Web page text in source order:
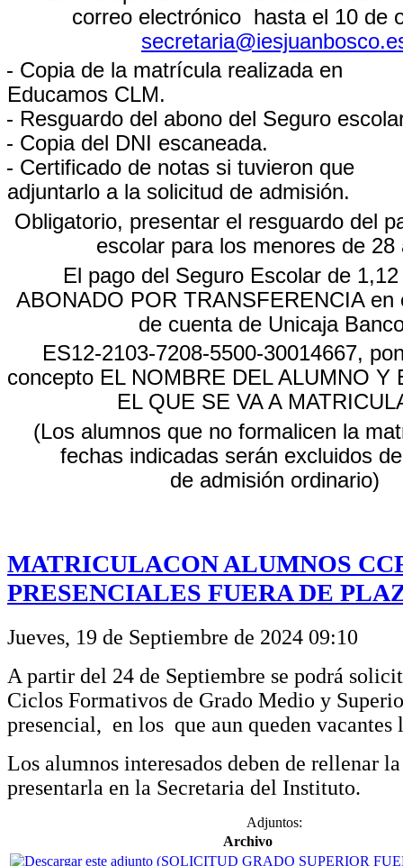
correo electrónico hasta el 10 de
- Copia de la matrícula realizada en
Educamos CLM.
- Resguardo del abono del Seguro
- Copia del DNI escaneada.
- Certificado de notas si tuvieron que
adjuntarlo a la solicitud de admisión.
Obligatorio, presentar el resguardo del
escolar para los menores de 28
El pago del Seguro Escolar de
ABONADO POR TRANSFERENCIA en
de cuenta de Unicaja
ES12-2103-7208-5500-30014667,
concepto EL NOMBRE DEL ALUMNO Y
EL QUE SE VA A
(Los alumnos que no formalicen la
fechas indicadas serán excluidos
de admisión ordinario)
MATRICULACON ALUMNOS
PRESENCIALES FUERA DE
Jueves, 19 de Septiembre de 2024 09:10
A partir del 24 de Septiembre se podrá
Ciclos Formativos de Grado Medio y
presencial, en los que aun queden vacantes
Los alumnos interesados deben de rellenar
presentarla en la Secretaria del Instituto.
Adjuntos:
Archivo